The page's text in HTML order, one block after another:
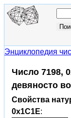
Энциклопедия
Число 7198,
девяносто
Свойства
0x1C1E: